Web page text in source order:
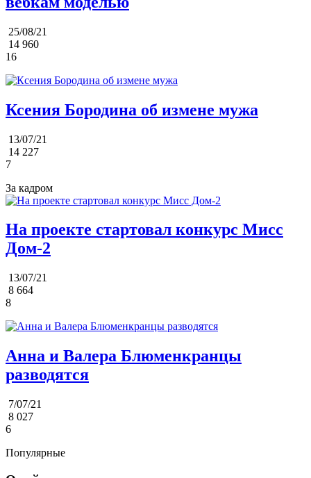
25/08/21
14 960
16
Ксения Бородина об измене мужа
13/07/21
14 227
7
За кадром
На проекте стартовал конкурс Мисс
Дом-2
13/07/21
8 664
8
Анна и Валера Блюменкранцы
разводятся
7/07/21
8 027
6
Популярные